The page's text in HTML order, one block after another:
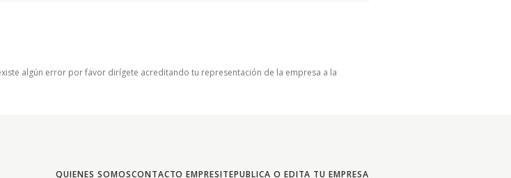
algún error por favor dirígete acreditando tu representación de la empresa a la
QUIENES SOMOSCONTACTO EMPRESITEPUBLICA O EDITA TU EMPRESA